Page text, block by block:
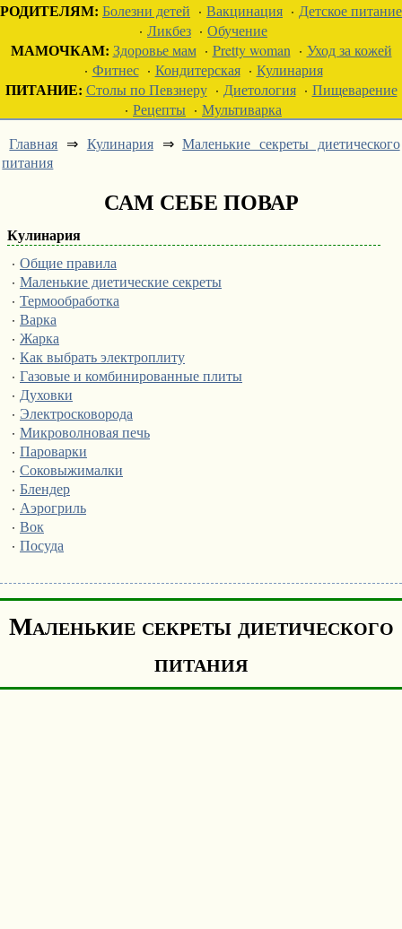
РОДИТЕЛЯМ: Болезни детей · Вакцинация · Детское питание
· Ликбез · Обучение
МАМОЧКАМ: Здоровье мам· Pretty woman · Уход за кожей
· Фитнес· Кондитерская· Кулинария
ПИТАНИЕ: Столы по Певзнеру· Диетология· Пищеварение
· Рецепты · Мультиварка
Главная ⇒ Кулинария⇒Маленькие секреты диетического
питания
САМ СЕБЕ ПОВАР
Кулинария
· Общие правила
· Маленькие диетические секреты
· Термообработка
· Варка
· Жарка
· Как выбрать электроплиту
· Газовые и комбинированные плиты
· Духовки
· Электросковорода
· Микроволновая печь
· Пароварки
· Соковыжималки
· Блендер
· Аэрогриль
· Вок
· Посуда
Маленькие секреты диетического
питания